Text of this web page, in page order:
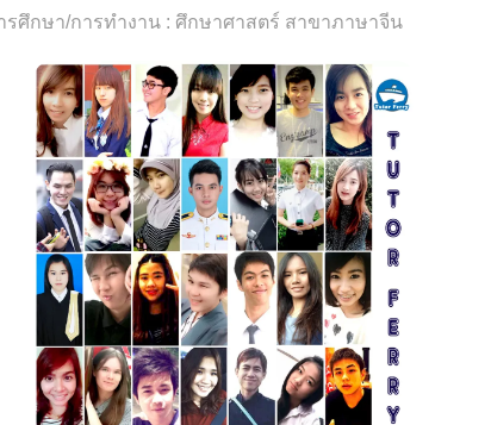
ศึกษา/การทำงาน : ศึกษาศาสตร์ สาขาภาษาจีน